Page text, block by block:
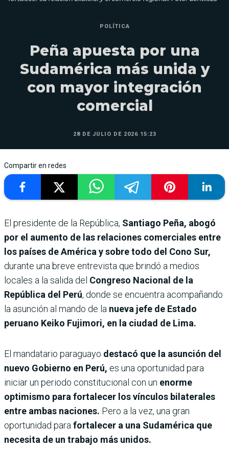
POLÍTICA
Peña apuesta por una
Sudamérica más unida y
con mayor integración
comercial
28 DE JULIO DE 2026 15:23
Compartir en redes
El presidente de la República, Santiago Peña, abogó
por el aumento de las relaciones comerciales entre
los países de América y sobre todo del Cono Sur,
durante una breve entrevista que brindó a medios
locales a la salida del Congreso Nacional de la
República del Perú, donde se encuentra acompañando
la asunción al mando de la nueva jefe de Estado
peruano Keiko Fujimori, en la ciudad de Lima.
El mandatario paraguayo destacó que la asunción del
nuevo Gobierno en Perú, es una oportunidad para
iniciar un periodo constitucional con un enorme
optimismo para fortalecer los vínculos bilaterales
entre ambas naciones. Pero a la vez, una gran
oportunidad parafortalecer a una Sudamérica que
necesita de un trabajo más unidos.